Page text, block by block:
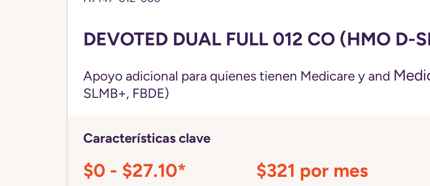
DEVOTED DUAL FULL 012 CO (HMO D-
Apoyo adicional para quienes tienen Medicare y and
SLMB+, FBDE)
Características clave
$0 - $27.10* $321 por mes